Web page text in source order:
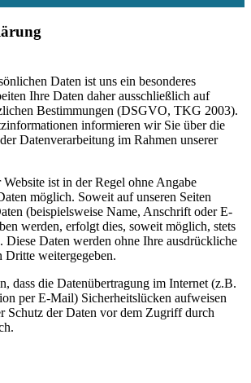
Daten ist uns ein besonderes
Ihre Daten daher ausschließlich auf
Bestimmungen (DSGVO, TKG 2003).
informieren wir Sie über die
Datenverarbeitung im Rahmen unserer
ist in der Regel ohne Angabe
möglich. Soweit auf unseren Seiten
(beispielsweise Name, Anschrift oder E-
werden, erfolgt dies, soweit möglich, stets
Daten werden ohne Ihre ausdrückliche
Dritte weitergegeben.
dass die Datenübertragung im Internet (z.B.
per E-Mail) Sicherheitslücken aufweisen
Schutz der Daten vor dem Zugriff durch